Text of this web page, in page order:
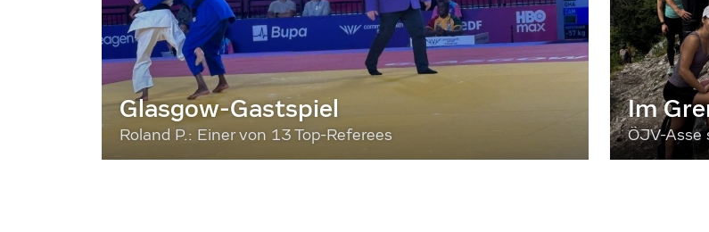
Glasgow-Gastspiel
Roland P.: Einer von 13 Top-Referees
Im
ÖJV-Asse